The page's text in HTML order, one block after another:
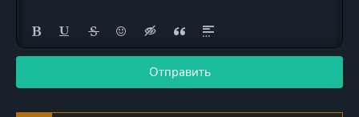
Отправить